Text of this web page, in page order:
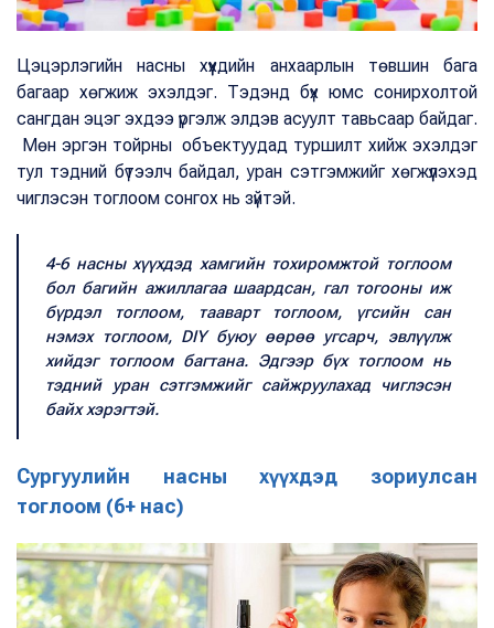
Цэцэрлэгийн насны хүүхдийн анхаарлын төвшин бага
багаар хөгжиж эхэлдэг. Тэдэнд бүх юмс сонирхолтой
сангдан эцэг эхдээ үргэлж элдэв асуулт тавьсаар байдаг.
Мөн эргэн тойрны объектуудад туршилт хийж эхэлдэг
тул тэдний бүтээлч байдал, уран сэтгэмжийг хөгжүүлэхэд
чиглэсэн тоглоом сонгох нь зүйтэй.
4-6 насны хүүхдэд хамгийн тохиромжтой тоглоом
бол багийн ажиллагаа шаардсан, гал тогооны иж
бүрдэл тоглоом, тааварт тоглоом, үгсийн сан
нэмэх тоглоом, DIY буюу өөрөө угсарч, эвлүүлж
хийдэг тоглоом багтана. Эдгээр бүх тоглоом нь
тэдний уран сэтгэмжийг сайжруулахад чиглэсэн
байх хэрэгтэй.
Сургуулийн насны хүүхдэд зориулсан
тоглоом (6+ нас)